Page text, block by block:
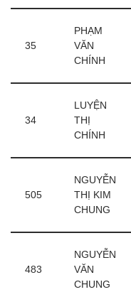
35
PHẠM
VĂN
CHÍNH
34
LUYỆN
THỊ
CHÍNH
505
NGUYỄN
THỊ KIM
CHUNG
483
NGUYỄN
VĂN
CHUNG